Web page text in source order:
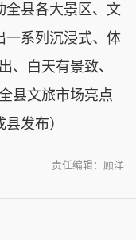
全县各大景区、文
一系列沉浸式、体
、白天有景致、
县文旅市场亮点
发布）
责任编辑：顾洋